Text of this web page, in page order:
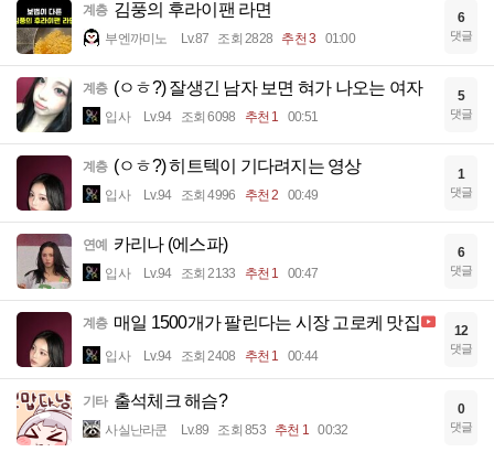
계층 김풍의 후라이팬 라면
부엔까미노 Lv.87 조회 2828 추천 3 01:00
6
댓글
계층 (ㅇㅎ?) 잘생긴 남자 보면 혀가 나오는 여자
입사 Lv.94 조회 6098 추천 1 00:51
5
댓글
계층 (ㅇㅎ?) 히트텍이 기다려지는 영상
입사 Lv.94 조회 4996 추천 2 00:49
1
댓글
연예 카리나 (에스파)
입사 Lv.94 조회 2133 추천 1 00:47
6
댓글
계층 매일 1500개가 팔린다는 시장 고로케 맛집
입사 Lv.94 조회 2408 추천 1 00:44
12
댓글
기타 출석체크 해슴?
사실난라쿤 Lv.89 조회 853 추천 1 00:32
0
댓글